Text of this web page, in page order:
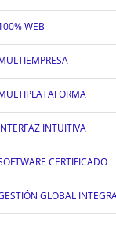
WEB
INTUITIVA
CERTIFICADO
GLOBAL